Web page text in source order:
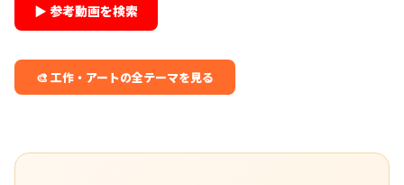
▶ 参考動画を検索
🎨 工作・アートの全テーマを見る